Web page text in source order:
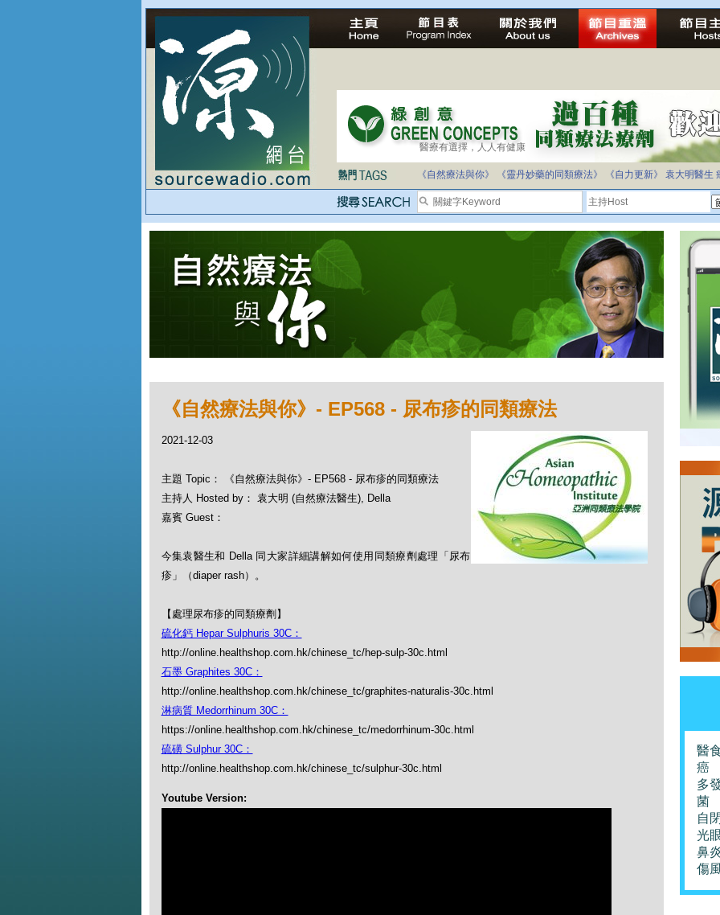
醫療有選擇，人人有健康
《自然療法與你》 《靈丹妙藥的同類療法》 《自力更新》 袁大明醫生
《自然療法與你》- EP568 - 尿布疹的同類療法
2021-12-03
主題 Topic： 《自然療法與你》- EP568 - 尿布疹的同類療法
主持人 Hosted by： 袁大明 (自然療法醫生), Della
嘉賓 Guest：
今集袁醫生和 Della 同大家詳細講解如何使用同類療劑處理「尿布
疹」（diaper rash）。
【處理尿布疹的同類療劑】
硫化鈣 Hepar Sulphuris 30C：
http://online.healthshop.com.hk/chinese_tc/hep-sulp-30c.html
石墨 Graphites 30C：
http://online.healthshop.com.hk/chinese_tc/graphites-naturalis-30c.html
淋病質 Medorrhinum 30C：
https://online.healthshop.com.hk/chinese_tc/medorrhinum-30c.html
硫磺 Sulphur 30C：
http://online.healthshop.com.hk/chinese_tc/sulphur-30c.html
Youtube Version:
醫
癌
多
菌
自
光
鼻
傷